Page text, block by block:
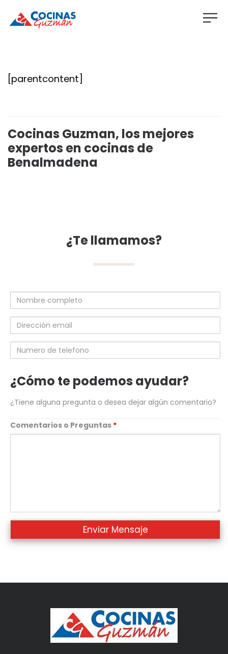
[parentcontent]
Cocinas Guzman, los mejores
expertos en cocinas de
Benalmadena
¿Te llamamos?
Nombre
completo
Dirección
email
Numero
de
¿Cómo te podemos ayudar?
¿Tiene alguna pregunta o desea dejar algún comentario?
Comentarios o Preguntas *